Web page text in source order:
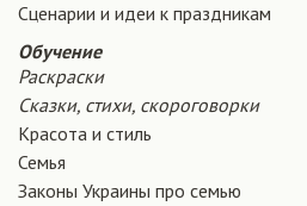
Сценарии и идеи к праздникам
Обучение
Раскраски
Сказки, стихи, скороговорки
Красота и стиль
Семья
Законы Украины про семью